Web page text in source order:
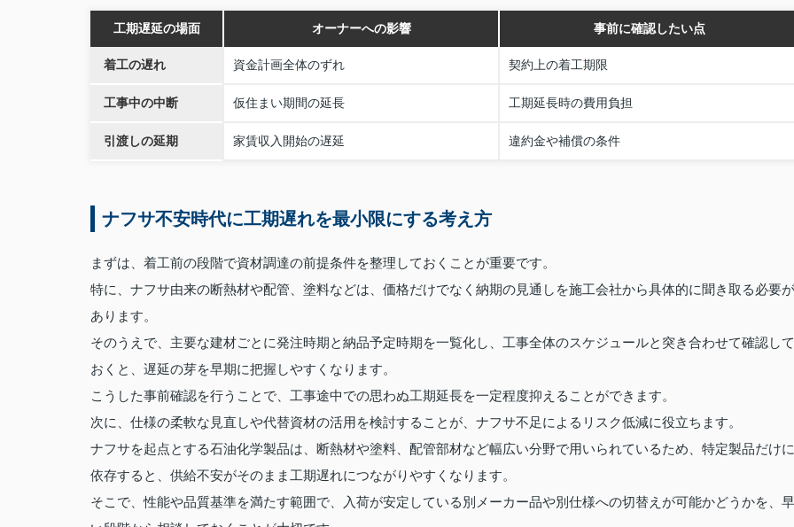
工期遅延の場面 オーナーへの影響 事前に確認したい点
着工の遅れ 資金計画全体のずれ 契約上の着工期限
工事中の中断 仮住まい期間の延長 工期延長時の費用負担
引渡しの延期 家賃収入開始の遅延 違約金や補償の条件
ナフサ不安時代に工期遅れを最小限にする考え方
まずは、着工前の段階で資材調達の前提条件を整理しておくことが重要です。
特に、ナフサ由来の断熱材や配管、塗料などは、価格だけでなく納期の見通しを施工会社から具体的に聞き取る必要が
あります。
そのうえで、主要な建材ごとに発注時期と納品予定時期を一覧化し、工事全体のスケジュールと突き合わせて確認して
おくと、遅延の芽を早期に把握しやすくなります。
こうした事前確認を行うことで、工事途中での思わぬ工期延長を一定程度抑えることができます。
次に、仕様の柔軟な見直しや代替資材の活用を検討することが、ナフサ不足によるリスク低減に役立ちます。
ナフサを起点とする石油化学製品は、断熱材や塗料、配管部材など幅広い分野で用いられているため、特定製品だけに
依存すると、供給不安がそのまま工期遅れにつながりやすくなります。
そこで、性能や品質基準を満たす範囲で、入荷が安定している別メーカー品や別仕様への切替えが可能かどうかを、早